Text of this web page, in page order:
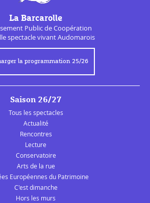
La Barcarolle
Public deCoopération
spectacle vivant Audomarois
la programmation 25/26
Saison 26/27
Tous les spectacles
Actualité
Rencontres
Lecture
Conservatoire
Arts de la rue
Européennes du Patrimoine
C'est dimanche
Hors les murs